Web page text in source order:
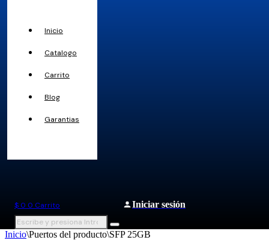
Inicio
Catalogo
Carrito
Blog
Garantias
$ 0 0 Carrito Iniciar sesión
Inicio\Puertos del producto\SFP 25GB